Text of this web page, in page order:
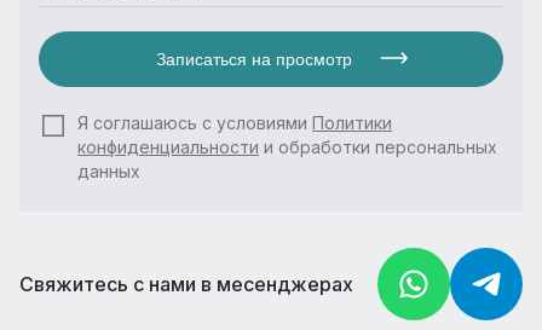
Записаться на просмотр
Я соглашаюсь с условиями Политики
конфиденциальности и обработки персональных
данных
Свяжитесь с нами в месенджерах